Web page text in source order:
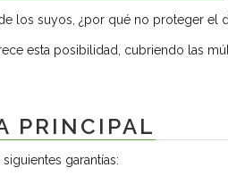
los suyos, ¿por qué no proteger el
esta posibilidad, cubriendo las
PRINCIPAL
garantías: